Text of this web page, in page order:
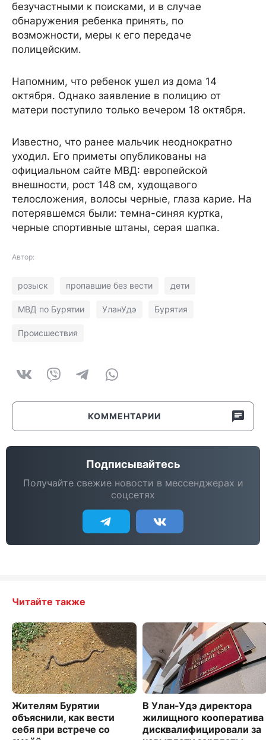
безучастными к поисками, и в случае
обнаружения ребенка принять, по
возможности, меры к его передаче
полицейским.
Напомним, что ребенок ушел из дома 14
октября. Однако заявление в полицию от
матери поступило только вечером 18 октября.
Известно, что ранее мальчик неоднократно
уходил. Его приметы опубликованы на
официальном сайте МВД: европейской
внешности, рост 148 см, худощавого
телосложения, волосы черные, глаза карие. На
потерявшемся были: темна-синяя куртка,
черные спортивные штаны, серая шапка.
Автор:
розыск пропавшие без вести дети
МВД по Бурятии УланУдэ Бурятия
Происшествия
КОММЕНТАРИИ
Подписывайтесь
Получайте свежие новости в мессенджерах и
соцсетях
Читайте также
Жителям Бурятии
объяснили, как вести
себя при встрече со
В Улан-Удэ директора
жилищного кооператива
дисквалифицировали за